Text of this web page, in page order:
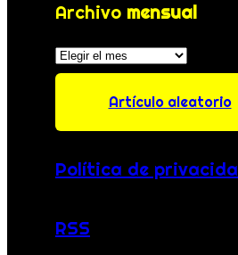
Archivo mensual
Archivos
Artículo aleatorio
Política de privacida
RSS